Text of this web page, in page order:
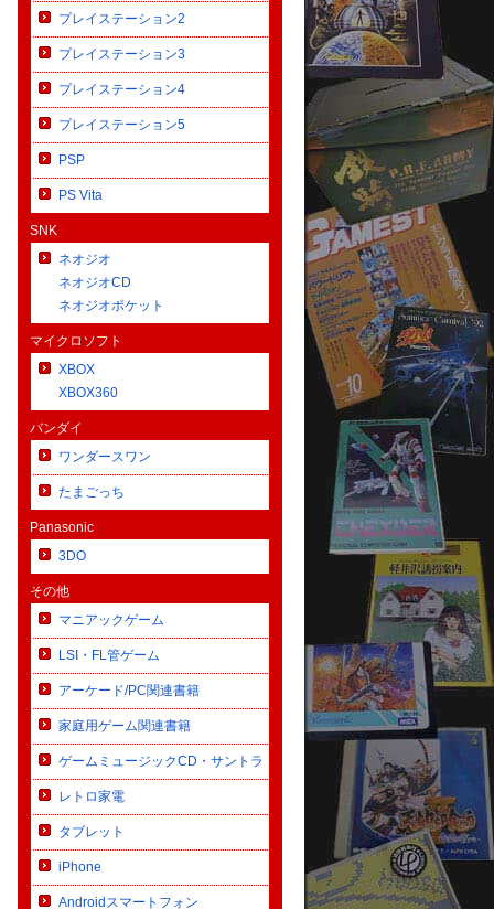
プレイステーション2
プレイステーション3
プレイステーション4
プレイステーション5
PSP
PS Vita
SNK
ネオジオ
ネオジオCD
ネオジオポケット
マイクロソフト
XBOX
XBOX360
バンダイ
ワンダースワン
たまごっち
Panasonic
3DO
その他
マニアックゲーム
LSI・FL管ゲーム
アーケード/PC関連書籍
家庭用ゲーム関連書籍
ゲームミュージックCD・サントラ
レトロ家電
タブレット
iPhone
Androidスマートフォン